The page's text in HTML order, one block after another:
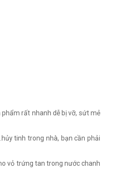
rất nhanh dễ bị vỡ, sứt mẻ
tinh trong nhà, bạn cần phải
vỏ trứng tan trong nước chanh